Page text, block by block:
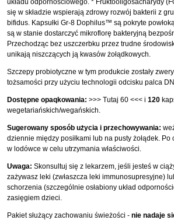
układu odpornościowego. * Fruktooligosacharydy
się w składzie wspierają zdrowy rozwój bakterii z
bifidus. Kapsułki Gr-8 Dophilus™ są pokryte
są w stanie dostarczyć mikroflorę bakteryjną
Przechodząc bez uszczerbku przez trudne
unikają niszczących ją kwasów żołądkowych.
Szczepy probiotyczne w tym produkcie zostały
tożsamości przy użyciu technologii odcisku palca
Dostępne opaqkowania: >>> Tutaj 60 <<< i 120
wegetariańskich/wegańskich.
Sugerowany sposób użycia i przechowywania:
dziennie między posiłkami lub na pusty żołądek.
w lodówce w celu utrzymania właściwości.
Uwaga: Skonsultuj się z lekarzem, jeśli jesteś w
zażywasz leki (zwłaszcza leki immunosupresyjne)
schorzenia (szczególnie osłabiony układ
zasięgiem dzieci.
Pakiet służący zachowaniu świeżości - nie nadaje